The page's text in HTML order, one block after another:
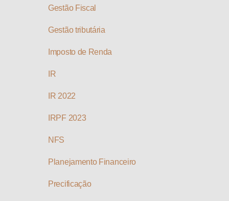
Gestão Fiscal
Gestão tributária
Imposto de Renda
IR
IR 2022
IRPF 2023
NFS
Planejamento Financeiro
Precificação